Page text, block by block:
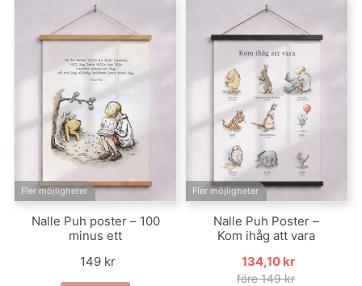
Fler möjligheter
Nalle Puh poster – 100
minus ett
149 kr
Fler möjligheter
Nalle Puh Poster –
Kom ihåg att vara
134,10 kr
före 149 kr